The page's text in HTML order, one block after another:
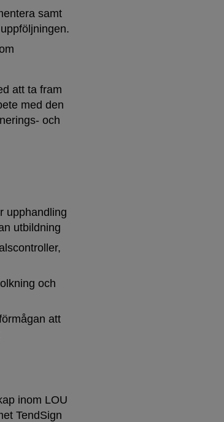
samt
att ta fram
med den
och
upphandling
utbildning
och
att
inom LOU
TendSign